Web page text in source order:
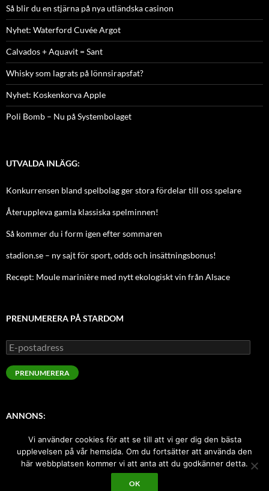
Så blir du en stjärna på nya utländska casinon
Nyhet: Waterford Cuvée Argot
Calvados + Aquavit = Sant
Whisky som lagrats på lönnsirapsfat?
Nyhet: Koskenkorva Apple
Poli Bomb – Nu på Systembolaget
UTVALDA INLÄGG:
Konkurrensen bland spelbolag ger stora fördelar till oss spelare
Återuppleva gamla klassiska spelminnen!
Så kommer du i form igen efter sommaren
stadion.se – ny sajt för sport, odds och insättningsbonus!
Recept: Moule marinière med nytt ekologiskt vin från Alsace
PRENUMERERA PÅ STARDOM
E-
postadress
PRENUMERERA
ANNONS:
Sugen på att annonsera här med index-länk? Kontakta oss!
Vi använder cookies för att se till att vi ger dig den bästa
upplevelsen på vår hemsida. Om du fortsätter att använda den
här webbplatsen kommer vi att anta att du godkänner detta.
OK